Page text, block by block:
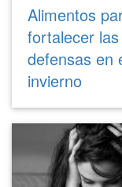
Alimentos
fortalecer las
defensas en
invierno